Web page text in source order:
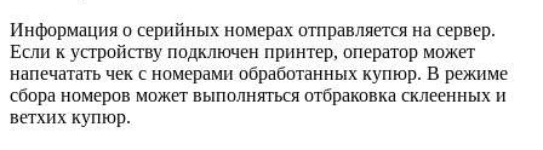
Информация о серийных номерах отправляется на сервер.
Если к устройству подключен принтер, оператор может
напечатать чек с номерами обработанных купюр. В режиме
сбора номеров может выполняться отбраковка склеенных и
ветхих купюр.